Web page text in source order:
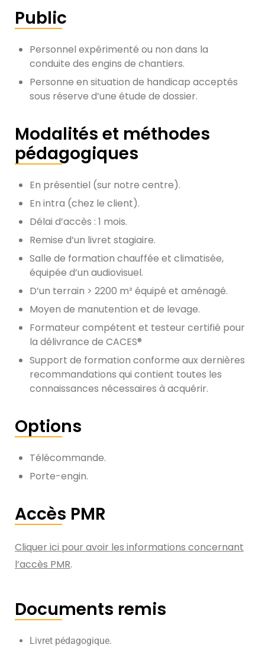
Public
Personnel expérimenté ou non dans la
conduite des engins de chantiers.
Personne en situation de handicap acceptés
sous réserve d’une étude de dossier.
Modalités et méthodes
pédagogiques
En présentiel (sur notre centre).
En intra (chez le client).
Délai d’accès : 1 mois.
Remise d’un livret stagiaire.
Salle de formation chauffée et climatisée,
équipée d’un audiovisuel.
D’un terrain > 2200 m² équipé et aménagé.
Moyen de manutention et de levage.
Formateur compétent et testeur certifié pour
la délivrance de CACES®
Support de formation conforme aux dernières
recommandations qui contient toutes les
connaissances nécessaires à acquérir.
Options
Télécommande.
Porte-engin.
Accès PMR
Cliquer ici pour avoir les informations concernant
l’accès PMR.
Documents remis
Livret pédagogique.